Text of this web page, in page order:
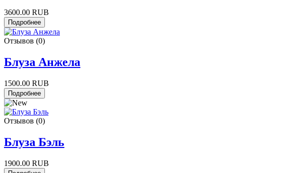
3600.00 RUB
Отзывов (0)
Блуза Анжела
1500.00 RUB
Отзывов (0)
Блуза Бэль
1900.00 RUB